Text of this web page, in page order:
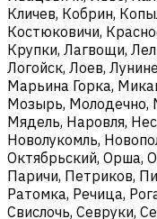
Кличев, Кобрин,
Костюковичи,
Крупки, Лагвощи,
Логойск, Лоев,
Марьина Горка,
Мозырь, Молодечно,
Мядель, Наровля,
Новолукомль,
Октябрьский, Орша,
Паричи, Петриков,
Ратомка, Речица,
Свислочь, Севруки,